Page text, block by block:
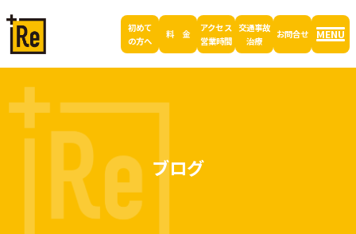
初めて
の方へ
料 金
アクセス
営業時間
交通事故
治療
お問合せ MENU
ブログ